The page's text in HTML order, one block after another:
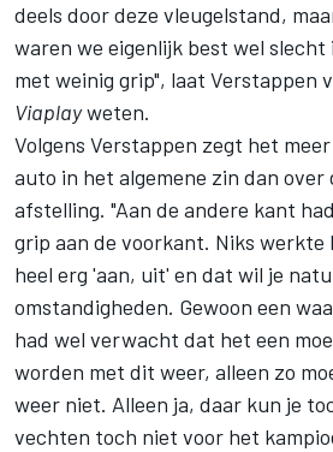
deels door deze vleugelstand,
waren we eigenlijk best wel slecht
met weinig grip", laat Verstappen
Viaplayweten.
Volgens Verstappen zegt het
auto in het algemene zin dan over
afstelling. "Aan de andere kant
grip aan de voorkant. Niks werkte
heel erg 'aan, uit' en dat wil je
omstandigheden. Gewoon een
had wel verwacht dat het een
worden met dit weer, alleen zo
weer niet. Alleen ja, daar kun je
vechten toch niet voor het